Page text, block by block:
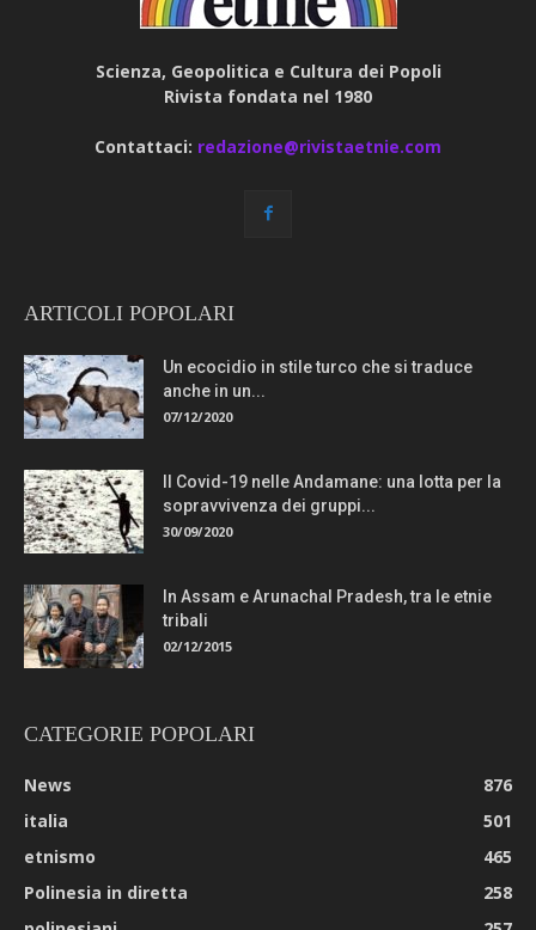
Scienza, Geopolitica e Cultura dei Popoli
Rivista fondata nel 1980
Contattaci: redazione@rivistaetnie.com
ARTICOLI POPOLARI
Un ecocidio in stile turco che si traduce
anche in un...
07/12/2020
Il Covid-19 nelle Andamane: una lotta per la
sopravvivenza dei gruppi...
30/09/2020
In Assam e Arunachal Pradesh, tra le etnie
tribali
02/12/2015
CATEGORIE POPOLARI
News
876
italia
501
etnismo
465
Polinesia in diretta
258